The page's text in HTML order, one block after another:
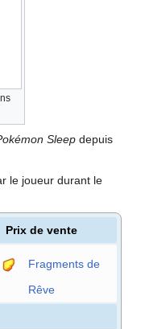
Sleep depuis
le joueur durant le
Prix de vente
Fragments de
Rêve